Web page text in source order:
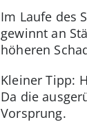
Im Laufe des
gewinnt an
höheren
Kleiner Tipp:
Da die
Vorsprung.